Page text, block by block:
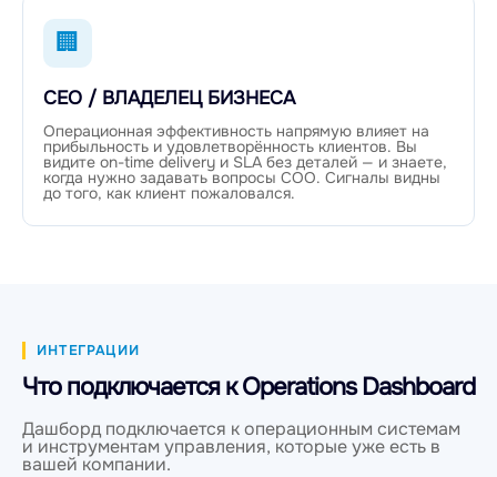
🏢
CEO / ВЛАДЕЛЕЦ БИЗНЕСА
Операционная эффективность напрямую влияет на
прибыльность и удовлетворённость клиентов. Вы
видите on-time delivery и SLA без деталей — и знаете,
когда нужно задавать вопросы COO. Сигналы видны
до того, как клиент пожаловался.
ИНТЕГРАЦИИ
Что подключается к Operations Dashboard
Дашборд подключается к операционным системам
и инструментам управления, которые уже есть в
вашей компании.